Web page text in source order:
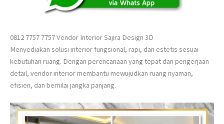
0812 7757 7757 Vendor Interior Sajira Design 3D
Menyediakan solusi interior fungsional, rapi, dan estetis sesuai
kebutuhan ruang. Dengan perencanaan yang tepat dan pengerjaan
detail, vendor interior membantu mewujudkan ruang nyaman,
efisien, dan bernilai jangka panjang.